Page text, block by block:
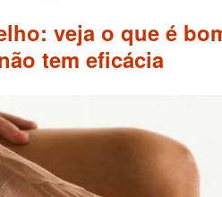
veja o que é
tem eficácia